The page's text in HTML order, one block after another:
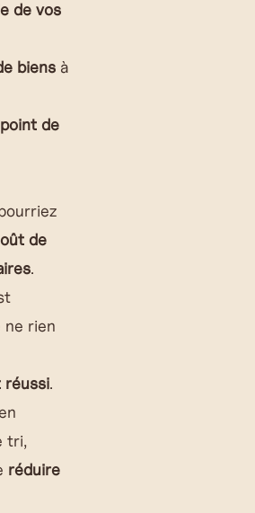
de vos
biens à
de
de
.
ne rien
réussi.
tri,
réduire